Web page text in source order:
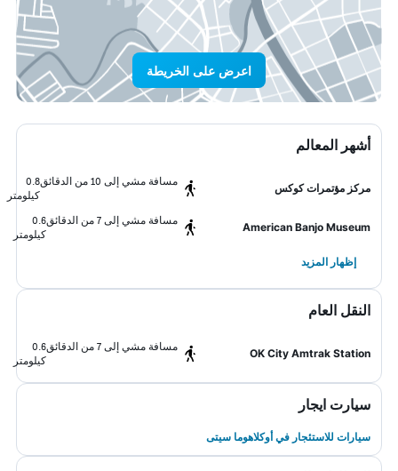
اعرض على الخريطة
أشهر المعالم
مركز مؤتمرات كوكس
مسافة مشي إلى 10 من الدقائق
0.8
كيلومتر
American Banjo Museum
مسافة مشي إلى 7 من الدقائق
0.6
كيلومتر
إظهار المزيد
النقل العام
OK City Amtrak Station
مسافة مشي إلى 7 من الدقائق
0.6
كيلومتر
سيارت ايجار
سيارات للاستئجار في أوكلاهوما سيتى